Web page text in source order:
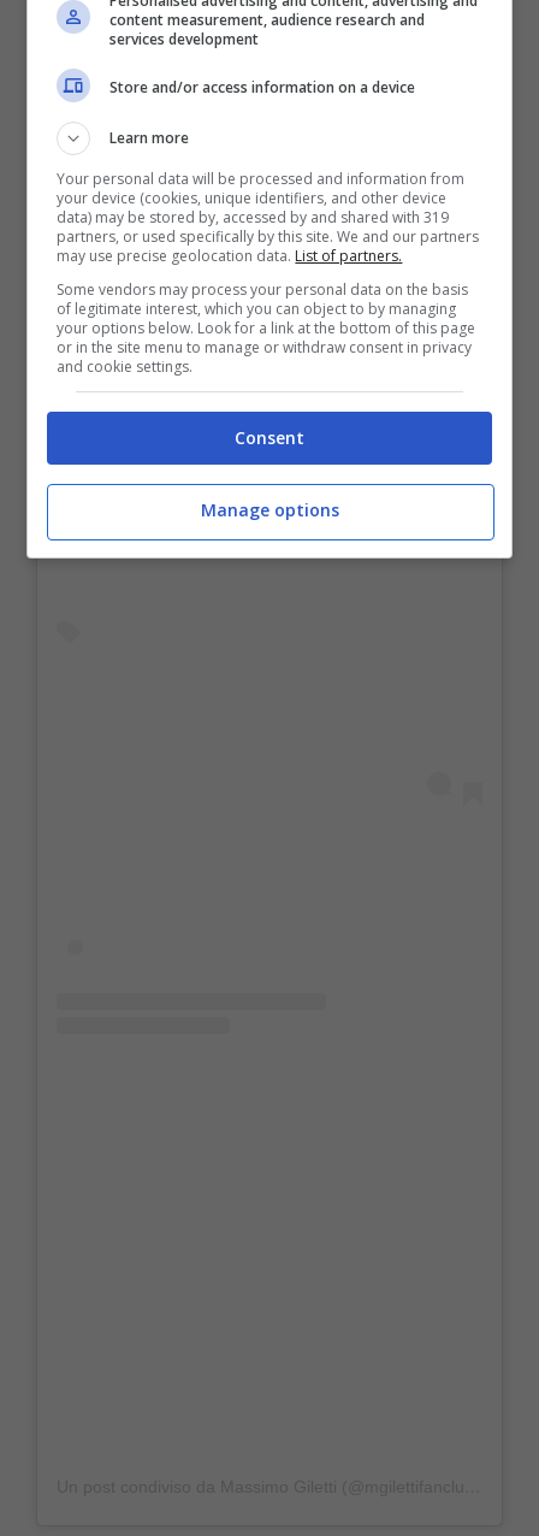
mia vita”.
content measurement, audience research and
services development
Store and/or access information on a device
Learn more
Your personal data will be processed and information from
your device (cookies, unique identifiers, and other device
data) may be stored by, accessed by and shared with 319
partners, or used specifically by this site. We and our partners
may use precise geolocation data. List of partners.
Some vendors may process your personal data on the basis
of legitimate interest, which you can object to by managing
your options below. Look for a link at the bottom of this page
or in the site menu to manage or withdraw consent in privacy
and cookie settings.
Consent
Manage options